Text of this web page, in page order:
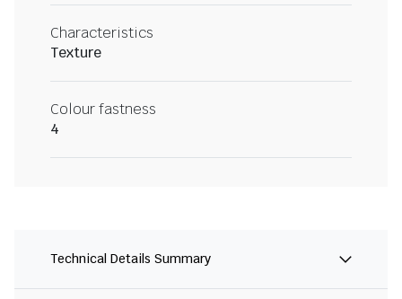
Characteristics
Texture
Colour fastness
4
Technical Details Summary